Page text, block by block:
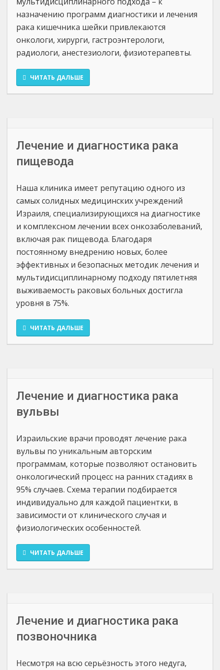
назначению программ диагностики и лечения
рака кишечника шейки привлекаются
онкологи, хирурги, гастроэнтерологи,
радиологи, анестезиологи, физиотерапевты.
ЧИТАТЬ ДАЛЬШЕ
Лечение и диагностика рака
пищевода
Наша клиника имеет репутацию одного из
самых солидных медицинских учреждений
Израиля, специализирующихся на диагностике
и комплексном лечении всех онкозаболеваний,
включая рак пищевода. Благодаря
постоянному внедрению новых, более
эффективных и безопасных методик лечения и
мультидисциплинарному подходу пятилетняя
выживаемость раковых больных достигла
уровня в 75%.
ЧИТАТЬ ДАЛЬШЕ
Лечение и диагностика рака
вульвы
Израильские врачи проводят лечение рака
вульвы по уникальным авторским
программам, которые позволяют остановить
онкологический процесс на ранних стадиях в
95% случаев. Схема терапии подбирается
индивидуально для каждой пациентки, в
зависимости от клинического случая и
физиологических особенностей.
ЧИТАТЬ ДАЛЬШЕ
Лечение и диагностика рака
позвоночника
Несмотря на всю серьёзность этого недуга,